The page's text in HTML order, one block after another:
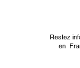
Restez
en